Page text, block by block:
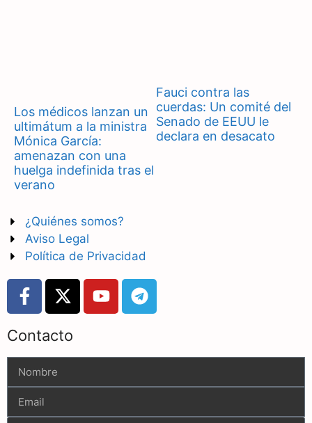
Los médicos lanzan un
ultimátum a la ministra
Mónica García:
amenazan con una
huelga indefinida tras el
verano
Fauci contra las
cuerdas: Un comité del
Senado de EEUU le
declara en desacato
¿Quiénes somos?
Aviso Legal
Política de Privacidad
Contacto